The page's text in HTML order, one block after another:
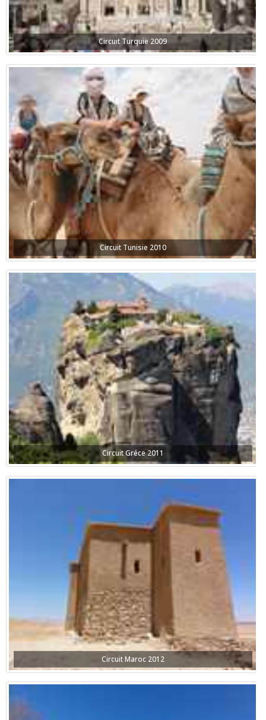
Circuit Turquie 2009
Circuit Tunisie 2010
Circuit Gréce 2011
Circuit Maroc 2012